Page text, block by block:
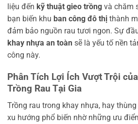
liệu đến kỹ thuật gieo trồng và chăm
bạn biến khu ban công đô thị thành
đảm bảo nguồn rau tươi ngon. Sự
khay nhựa an toàn sẽ là yếu tố nền
công này.
Phân Tích Lợi Ích Vượt Trội
Trồng Rau Tại Gia
Trồng rau trong khay nhựa, hay
xu hướng phổ biến nhờ những ưu